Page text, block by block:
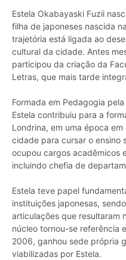
Estela Okabayaski Fuzii
filha de japoneses nascida
trajetória está ligada ao
cultural da cidade. Antes
participou da criação da
Letras, que mais tarde
Formada em Pedagogia
Estela contribuiu para a
Londrina, em uma época
cidade para cursar o ensino
ocupou cargos acadêmicos
incluindo chefia de
Estela teve papel
instituições japonesas,
articulações que resultaram
núcleo tornou-se referência
2006, ganhou sede própria
viabilizadas por Estela.